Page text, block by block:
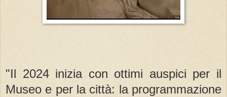
"Il 2024 inizia con ottimi auspici per il
Museo e per la città: la programmazione